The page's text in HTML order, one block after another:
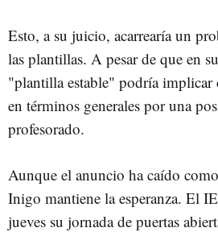
Esto, a su juicio, acarrearía un
las plantillas. A pesar de que en
"plantilla estable" podría implicar
en términos generales por una
profesorado.
Aunque el anuncio ha caído
Inigo mantiene la esperanza. El
jueves su jornada de puertas